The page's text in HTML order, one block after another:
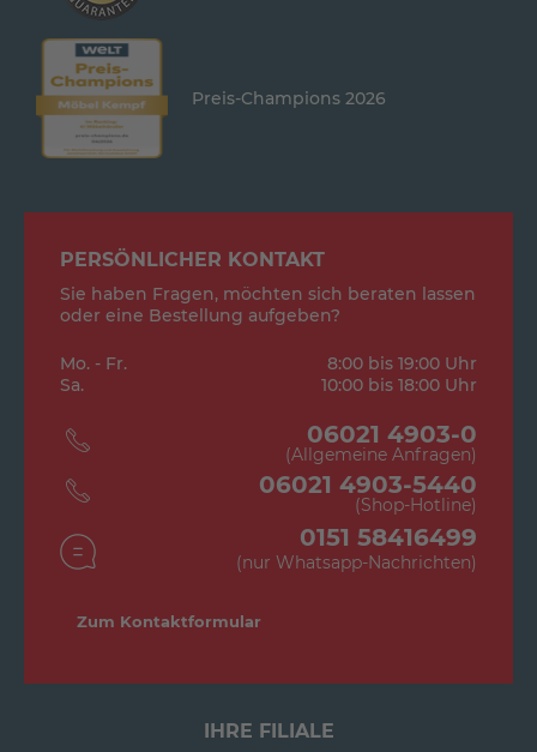
Preis-Champions 2026
PERSÖNLICHER KONTAKT
Sie haben Fragen, möchten sich beraten lassen
oder eine Bestellung aufgeben?
Mo. - Fr.
8:00 bis 19:00 Uhr
Sa.
10:00 bis 18:00 Uhr
06021 4903-0
(Allgemeine Anfragen)
06021 4903-5440
(Shop-Hotline)
0151 58416499
(nur Whatsapp-Nachrichten)
Zum Kontaktformular
IHRE FILIALE